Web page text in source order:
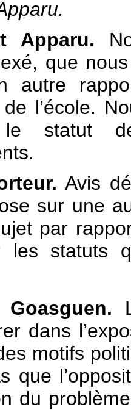
Apparu.
que
autre
l’école.
statut
Avis
sur une
par
statuts
dans
motifs
que
du